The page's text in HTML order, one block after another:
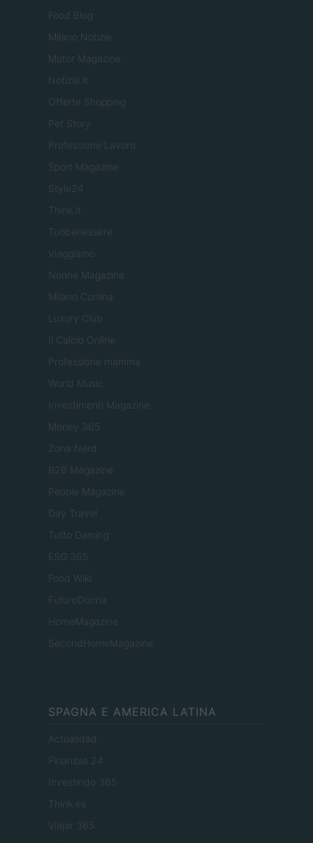
Food Blog
Milano Notizie
Motor Magazine
Notizie.it
Offerte Shopping
Pet Story
Professione Lavoro
Sport Magazine
Style24
Think.it
Tuobenessere
Viaggiamo
Nonne Magazine
Milano Cortina
Luxury Club
Il Calcio Online
Professione mamma
World Music
Investimenti Magazine
Money 365
Zona Nerd
B2B Magazine
People Magazine
Day Travel
Tutto Gaming
ESG 365
Food Wiki
FuturoDonna
HomeMagazine
SecondHomeMagazine
SPAGNA E AMERICA LATINA
Actualidad
Finanzas 24
Investindo 365
Think.es
Viajar 365